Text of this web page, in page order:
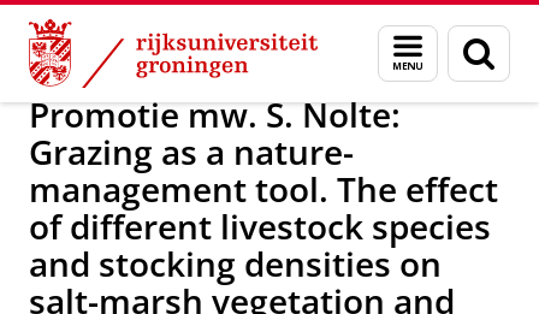
Skip
Content
Skip
Navigation
Menu
en
zoeken
Over ons Actueel Nieuws
Promotie mw. S. Nolte:
Grazing as a nature-
management tool. The effect
of different livestock species
and stocking densities on
salt-marsh vegetation and